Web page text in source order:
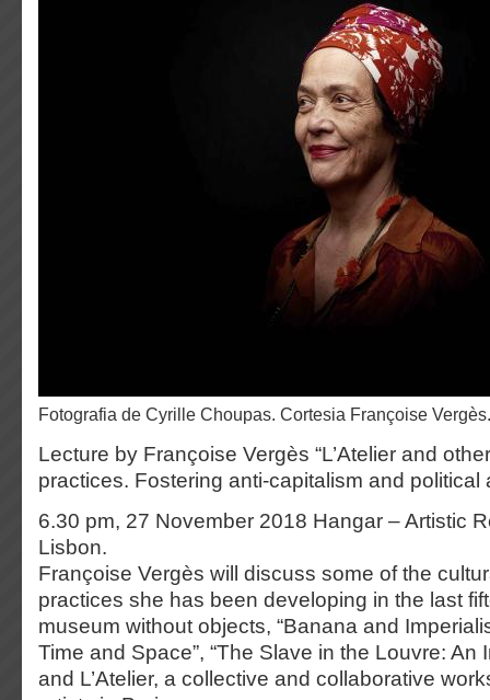
fotografia de Cyrille Choupas. Cortesia Françoise Vergès.
Lecture by Françoise Vergès “L’Atelier and
practices. Fostering anti-capitalism and political
6.30 pm, 27 November 2018 Hangar – Artistic
Lisbon.
Françoise Vergès will discuss some of the
practices she has been developing in the last
museum without objects, “Banana and
Time and Space”, “The Slave in the Louvre: An
and L’Atelier, a collective and collaborative